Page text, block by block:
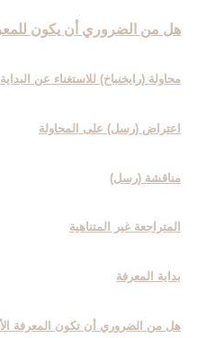
هل من الضروري أن يكون
محاولة (رايخنباخ‏) للاستغناء عن البداية
اعتراض (رسل) على المحاولة
مناقشة (رسل)
المتراجعة غير المتناهية
بداية المعرفة
هل من الضروري أن تكون المعرفة